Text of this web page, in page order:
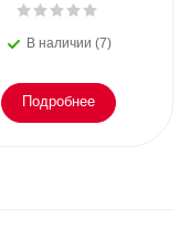
В наличии (7)
Подробнее